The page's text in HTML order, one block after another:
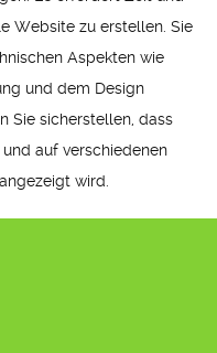
Website zu erstellen. Sie
Aspekten wie
und dem Design
Sie sicherstellen, dass
auf verschiedenen
wird.